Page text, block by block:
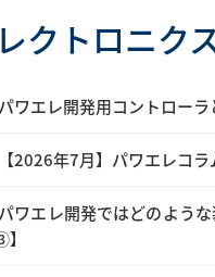
クトロニク
パワエレ開発用コントロー
【2026年7月】パワエレコ
パワエレ開発ではどのよう